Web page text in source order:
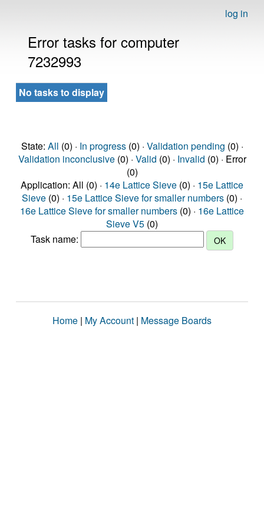
log in
Error tasks for computer
7232993
No tasks to display
State: All (0) · In progress(0) · Validation pending (0) ·
Validation inconclusive(0) · Valid (0) · Invalid (0) · Error
(0)
Application: All (0) · 14e Lattice Sieve (0) · 15e Lattice
Sieve (0) · 15e Lattice Sieve for smaller numbers (0) ·
16e Lattice Sieve for smaller numbers (0) · 16e Lattice
Sieve V5 (0)
Task name:
Home | My Account | Message Boards